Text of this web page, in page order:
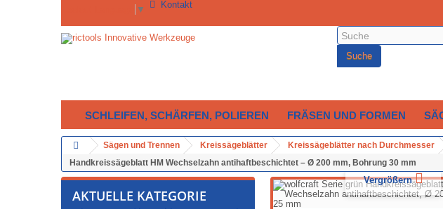
▼ Kontakt
Suche
SCHLEIFEN, SCHÄRFEN, POLIEREN FRÄSEN UND FORMEN
Sägen und Trennen Kreissägeblätter Kreissägeblätter nach Durchmesser
Handkreissägeblatt HM Wechselzahn antihaftbeschichtet – Ø 200 mm, Bohrung 30 mm
AKTUELLE KATEGORIE
Vergrößern